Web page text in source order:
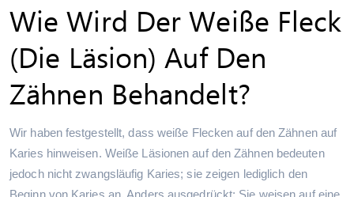
Wie Wird Der Weiße Fleck
(die Läsion) Auf Den
Zähnen Behandelt?
Wir haben festgestellt, dass weiße Flecken auf den Zähnen auf
Karies hinweisen. Weiße Läsionen auf den Zähnen bedeuten
jedoch nicht zwangsläufig Karies; sie zeigen lediglich den